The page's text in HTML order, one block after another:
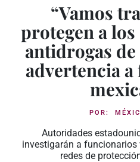
“Vamos
protegen a
antidrogas de
advertencia
POR:
Autoridades
investigarán a
redes de